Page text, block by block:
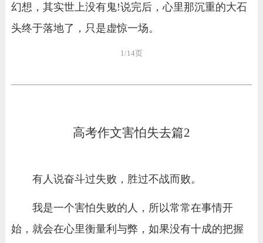
幻想，其实世上没有鬼!说完后，心里那沉重的大石
头终于落地了，只是虚惊一场。
1/14页
高考作文害怕失去篇2
有人说奋斗过失败，胜过不战而败。
我是一个害怕失败的人，所以常常在事情开
始，就会在心里衡量利与弊，如果没有十成的把握